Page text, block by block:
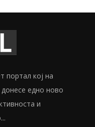
портал кој на
едно ново
и